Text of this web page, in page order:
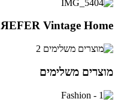
ЯEFER Vintage Home
מוצרים משלימים